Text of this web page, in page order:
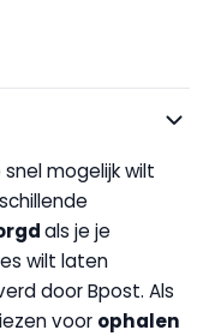
mogelijk wilt
als je je
wilt laten
door Bpost. Als
voor ophalen